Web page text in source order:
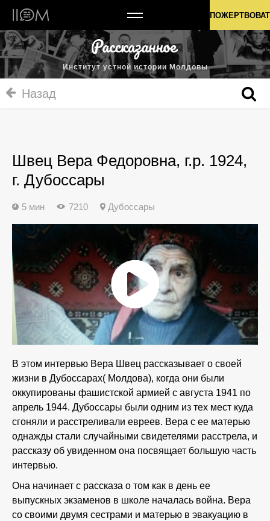
Институт устной истории Молдовы
Институт устной истории Молдовы
Назад
Швец Вера Федоровна, г.р. 1924,
г. Дубоссары
5 мин 7210 Дубоссары
В этом интервью Вера Швец рассказывает о своей
жизни в Дубоссарах( Молдова), когда они были
оккупированы фашистской армией с августа 1941 по
апрель 1944. Дубоссары были одним из тех мест куда
сгоняли и расстреливали евреев. Вера с ее матерью
однажды стали случайными свидетелями расстрела, и
рассказу об увиденном она посвящает большую часть
интервью.
Она начинает с рассказа о том как в день ее
выпускных экзаменов в школе началась война. Вера
со своими двумя сестрами и матерью в эвакуацию в